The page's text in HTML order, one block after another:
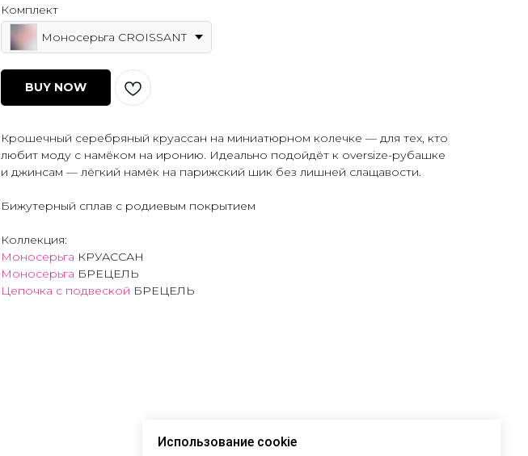
Использование cookie
Комплект
Моносерьга CROISSANT
BUY NOW
Крошечный серебряный круассан на миниатюрном колечке — для тех, кто
любит моду с намёком на иронию. Идеально подойдёт к oversize-рубашке
и джинсам — лёгкий намёк на парижский шик без лишней слащавости.
Бижутерный сплав с родиевым покрытием
Коллекция:
Моносерьга КРУАССАН
Моносерьга БРЕЦЕЛЬ
Цепочка с подвеской БРЕЦЕЛЬ